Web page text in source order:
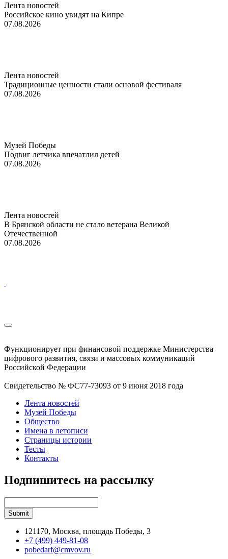
Лента новостей
Российское кино увидят на Кипре
07.08.2026
Лента новостей
Традиционные ценности стали основой фестиваля
07.08.2026
Музей Победы
Подвиг летчика впечатлил детей
07.08.2026
Лента новостей
В Брянской области не стало ветерана Великой
Отечественной
07.08.2026
Функционирует при финансовой поддержке Министерства
цифрового развития, связи и массовых коммуникаций
Российской Федерации
Свидетельство № ФС77-73093 от 9 июня 2018 года
Лента новостей
Музей Победы
Общество
Имена в летописи
Страницы истории
Тесты
Контакты
Подпишитесь на рассылку
121170, Москва, площадь Победы, 3
+7 (499) 449-81-08
pobedarf@cmvov.ru